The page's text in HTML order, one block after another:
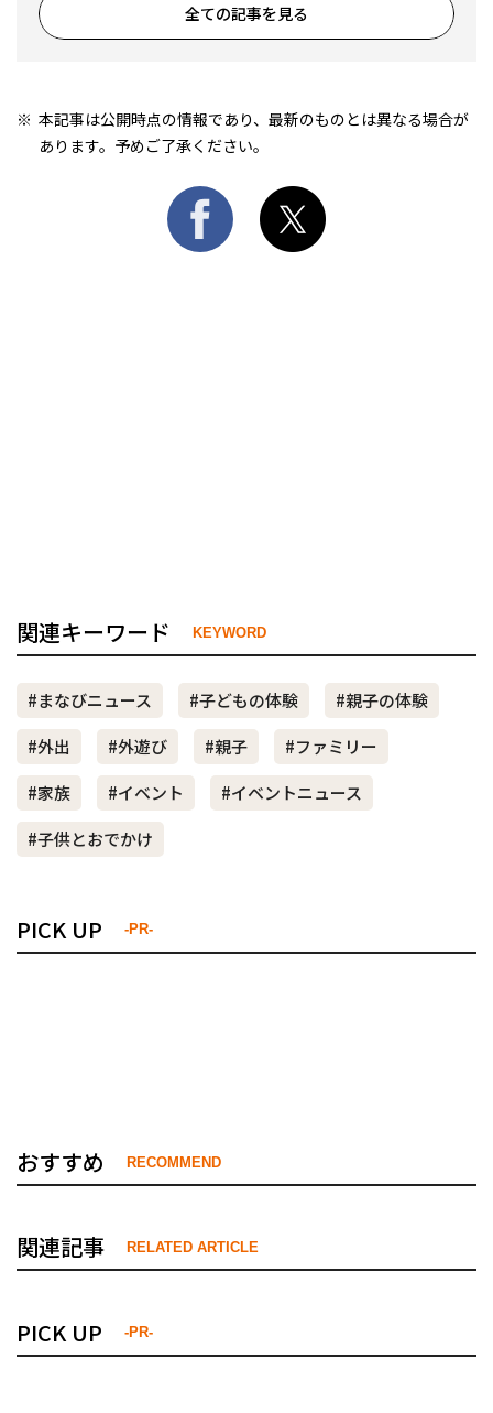
全ての記事を見る
本記事は公開時点の情報であり、最新のものとは異なる場合が
あります。予めご了承ください。
関連キーワード KEYWORD
#まなびニュース #子どもの体験
#親子の体験
#外出
#外遊び #親子
#ファミリー
#家族
#イベント
#イベントニュース
#子供とおでかけ
PICK UP -PR-
おすすめ RECOMMEND
関連記事 RELATED ARTICLE
PICK UP -PR-